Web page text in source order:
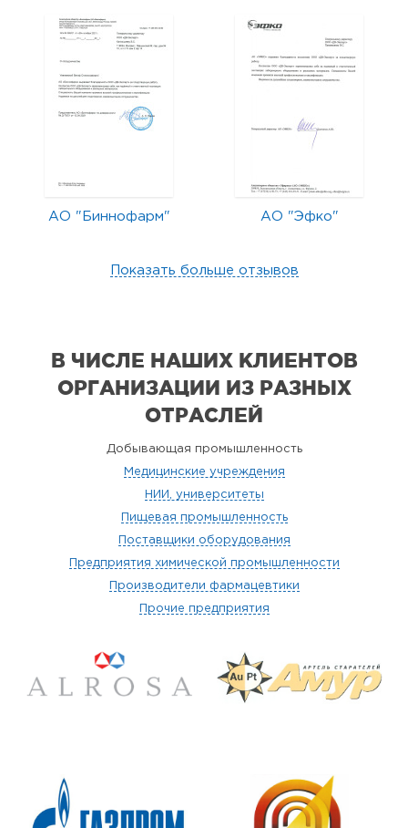
АО "Биннофарм" АО "Эфко"
Показать больше отзывов
В ЧИСЛЕ НАШИХ КЛИЕНТОВ
ОРГАНИЗАЦИИ ИЗ РАЗНЫХ
ОТРАСЛЕЙ
Добывающая промышленность
Медицинские учреждения
НИИ, университеты
Пищевая промышленность
Поставщики оборудования
Предприятия химической промышленности
Производители фармацевтики
Прочие предприятия